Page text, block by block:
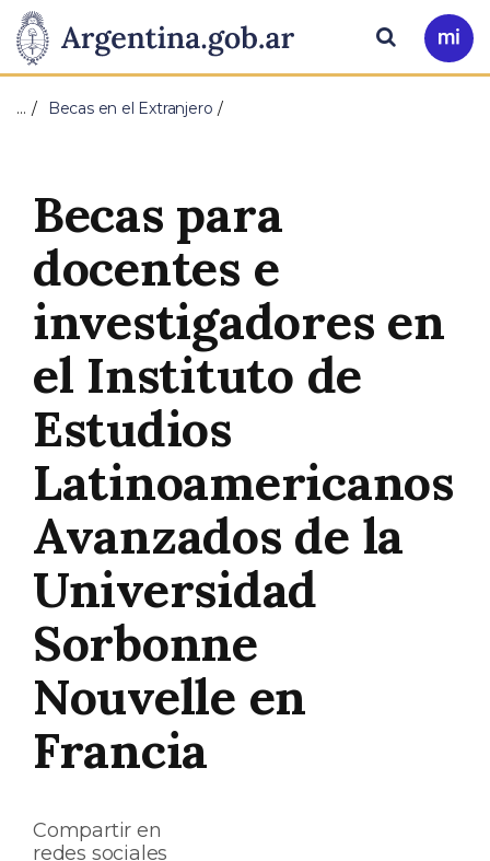
Presidencia
de
Nación
Pasar al contenido principal
Ir
a
Buscar
… Becas en el Extranjero
Becas para
docentes e
investigadores en
el Instituto de
Estudios
Latinoamericanos
Avanzados de la
Universidad
Sorbonne
Nouvelle en
Francia
Compartir en
redes sociales